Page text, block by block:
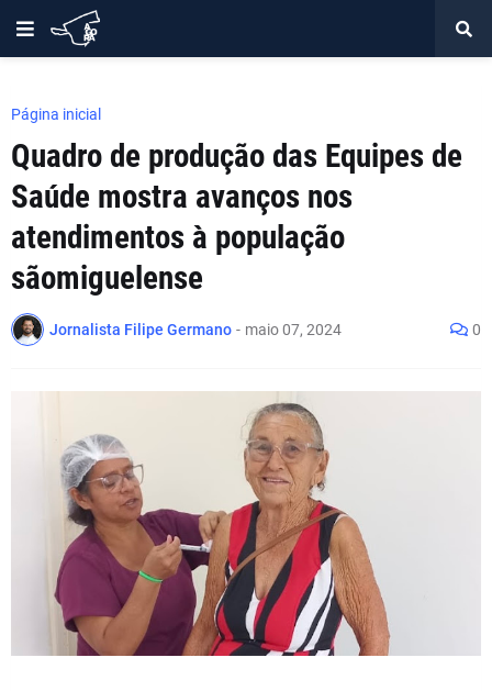
Página inicial
Quadro de produção das Equipes de
Saúde mostra avanços nos
atendimentos à população
sãomiguelense
Jornalista Filipe Germano - maio 07, 2024 0